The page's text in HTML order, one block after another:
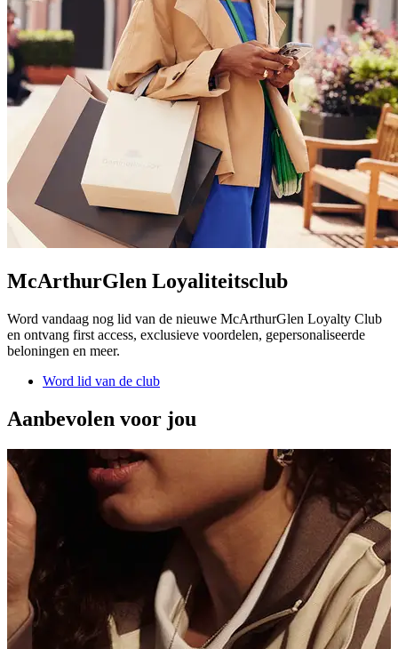
McArthurGlen Loyaliteitsclub
Word vandaag nog lid van de nieuwe McArthurGlen Loyalty Club
en ontvang first access, exclusieve voordelen, gepersonaliseerde
beloningen en meer.
Word lid van de club
Aanbevolen voor jou